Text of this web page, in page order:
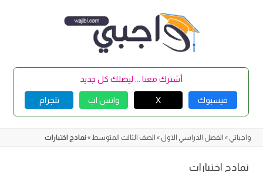
أشترك معنا ... ليصلك كل جديد
فيسبوك X واتس اب تلجرام
واجباتي » الفصل الدراسي الاول » الصف الثالث المتوسط » نمادج اختبارات
نمادج اختبارات